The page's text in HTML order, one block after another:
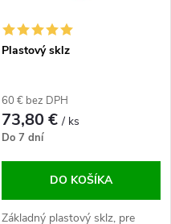
Plastový sklz
60 € bez DPH
73,80 €/ ks
Do 7 dní
DO KOŠÍKA
Základný plastový sklz, pre